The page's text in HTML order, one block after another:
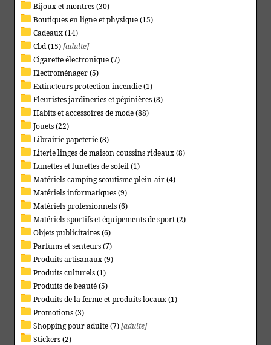
Bijoux et montres (30)
Boutiques en ligne et physique (15)
Cadeaux (14)
Cbd (15)[adulte]
Cigarette électronique (7)
Electroménager (5)
Extincteurs protection incendie (1)
Fleuristes jardineries et pépinières (8)
Habits et accessoires de mode (88)
Jouets (22)
Librairie papeterie (8)
Literie linges de maison coussins rideaux (8)
Lunettes et lunettes de soleil (1)
Matériels camping scoutisme plein-air (4)
Matériels informatiques (9)
Matériels professionnels (6)
Matériels sportifs et équipements de sport (2)
Objets publicitaires (6)
Parfums et senteurs (7)
Produits artisanaux (9)
Produits culturels (1)
Produits de beauté (5)
Produits de la ferme et produits locaux (1)
Promotions (3)
Shopping pour adulte (7)[adulte]
Stickers (2)